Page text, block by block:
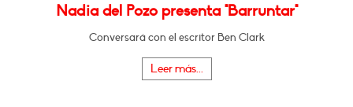
Nadia del Pozo presenta "Barruntar"
Conversará con el escritor Ben Clark
Leer más...